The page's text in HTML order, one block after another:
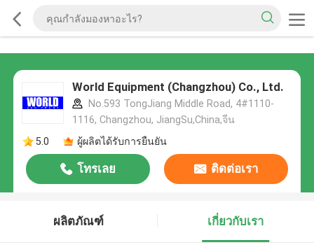
World Equipment (Changzhou) Co., Ltd.
No.593 TongJiang Middle Road, 4#1110-
1116, Changzhou, JiangSu,China,จีน
5.0
ผู้ผลิตได้รับการยืนยัน
โทรเลย ติดต่อเรา
ผลิตภัณฑ์ เกี่ยวกับเรา